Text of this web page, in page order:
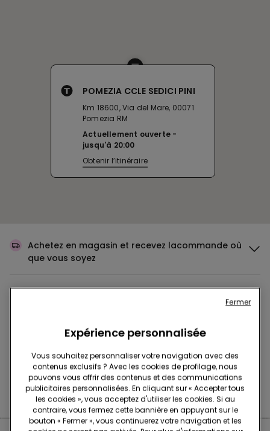
POMEZIA CCLE SEDICI PINI
Km 18600, Via del Mare, 00071
Pomezia RM
Actuellement ouverte
jusqu'à 20:00
Obtenir l’itinéraire
Achetez en magasin et recevez lacommande où
que vous soyez
votre commande
Changer l'articleen magasin
Expérience personnalisée
Vous souhaitez personnaliser votre navigation avec des
contenus exclusifs ? Avec les cookies de profilage, nous
pouvons vous offrir des contenus et des communications
publicitaires personnalisées. En cliquant sur « Accepter tous
les cookies », vous acceptez d'utiliser les cookies. Si au
contraire, vous fermez cette bannière en appuyant sur le
bouton « Fermer », vous continuerez votre navigation et les
Fermer